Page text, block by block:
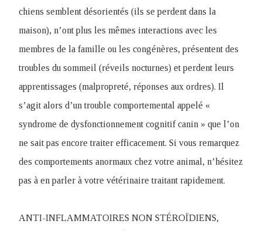
chiens semblent désorientés (ils se perdent dans la
maison), n’ont plus les mêmes interactions avec les
membres de la famille ou les congénères, présentent des
troubles du sommeil (réveils nocturnes) et perdent leurs
apprentissages (malpropreté, réponses aux ordres). Il
s’agit alors d’un trouble comportemental appelé «
syndrome de dysfonctionnement cognitif canin » que l’on
ne sait pas encore traiter efficacement. Si vous remarquez
des comportements anormaux chez votre animal, n’hésitez
pas à en parler à votre vétérinaire traitant rapidement.
ANTI-INFLAMMATOIRES NON STÉROÏDIENS,